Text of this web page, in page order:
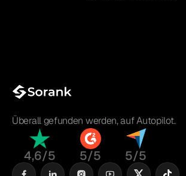
Überall gefunden werden, auf Autopilot.
4,6/5 5/5 5/5